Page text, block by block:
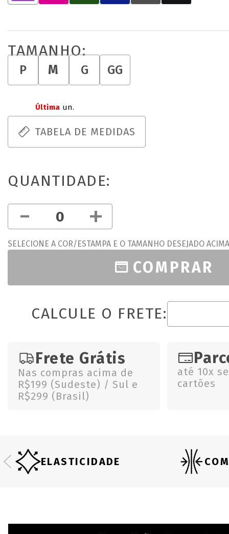
TAMANHO:
P M
Última un.
G GG
TABELA DE MEDIDAS
QUANTIDADE:
- +
SELECIONE A COR/ESTAMPA E O TAMANHO DESEJADO ACIMA
COMPRAR
CALCULE O FRETE:
Frete Grátis
Nas compras acima de
R$199 (Sudeste) / Sul e
R$299 (Brasil)
até 10x
cartões
ELASTICIDADE